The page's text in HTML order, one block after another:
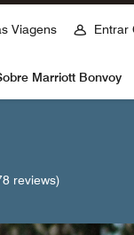
Viagens Entrar
Marriott Bonvoy
reviews)